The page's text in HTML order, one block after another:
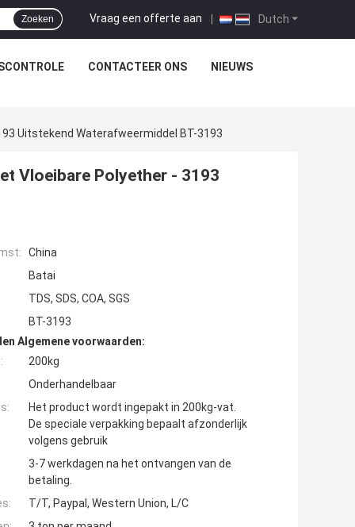
Dutch
Vraag een offerte aan |
Zoeken
CONTACTEER ONS NIEUWS
Uitstekend Waterafweermiddel BT-3193
Vloeibare Polyether - 3193
China
Batai
TDS, SDS, COA, SGS
BT-3193
Algemene voorwaarden:
200kg
Onderhandelbaar
Het product wordt ingepakt in 200kg-vat.
De speciale verpakking bepaalt afzonderlijk
volgens gebruik
3-7 werkdagen na het ontvangen van de
betaling.
T/T, Paypal, Western Union, L/C